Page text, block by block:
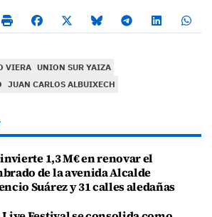
VIERA
UNION SUR YAIZA
JUAN CARLOS ALBUIXECH
1,3 M€ en renovar el
de la avenida Alcalde
Suárez y 31 calles aledañas